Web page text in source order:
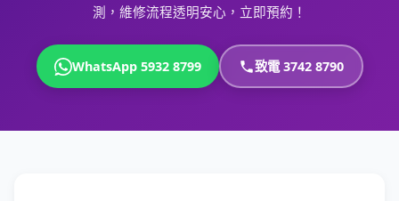
測，維修流程透明安心，立即預約！
WhatsApp 5932 8799 致電 3742 8790